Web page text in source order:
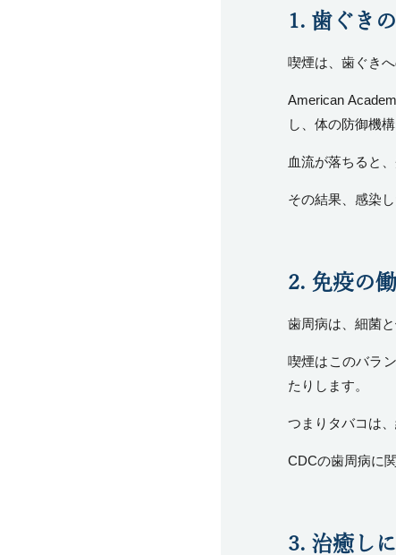
1. 歯ぐき
喫煙は、歯ぐき
American
し、体の防御機
血流が落ちると
その結果、感染
2. 免疫の
歯周病は、細菌
喫煙はこのバラ
たりします。
つまりタバコは
CDCの歯周病に
3. 治癒し